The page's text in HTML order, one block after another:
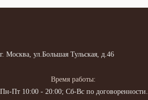
г. Москва, ул.Большая Тульская, д.46
Время работы:
Пн-Пт 10:00 - 20:00; Сб-Вс по договоренности.